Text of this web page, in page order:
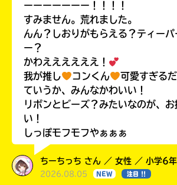
ーーーーーーー！！！！
すみません。荒れました。
んん？しおりがもらえる？ティーパ
ー？
かわええええええ！
我が推し
コンくん
可愛すぎる
ていうか、みんなかわいい！
リボンとビーズ？みたいなのが、お
い！
しっぽモフモフやぁぁぁ
ちーちっち さん ／ 女性 ／ 小学6年
2026.08.05 NEW 注目 !!